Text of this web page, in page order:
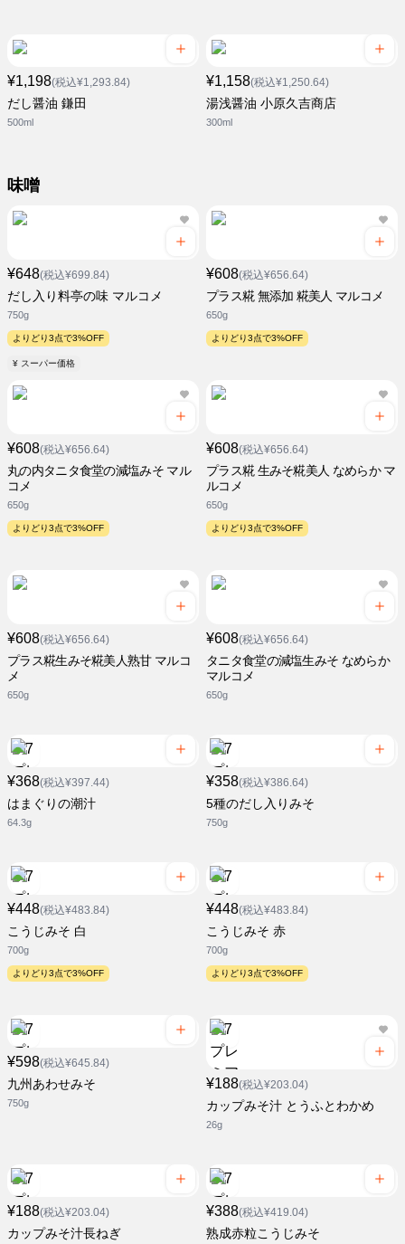
¥1,198(税込¥1,293.84)
だし醤油 鎌田
500ml
¥1,158(税込¥1,250.64)
湯浅醤油 小原久吉商店
300ml
味噌
¥648(税込¥699.84)
だし入り料亭の味 マルコメ
750g
よりどり3点で3%OFF
¥ スーパー価格
¥608(税込¥656.64)
プラス糀 無添加 糀美人 マルコメ
650g
よりどり3点で3%OFF
¥608(税込¥656.64)
丸の内タニタ食堂の減塩みそ マル
コメ
650g
よりどり3点で3%OFF
¥608(税込¥656.64)
プラス糀 生みそ糀美人 なめらか マ
ルコメ
650g
よりどり3点で3%OFF
¥608(税込¥656.64)
プラス糀生みそ糀美人熟甘 マルコ
メ
650g
¥608(税込¥656.64)
タニタ食堂の減塩生みそ なめらか
マルコメ
650g
¥368(税込¥397.44)
はまぐりの潮汁
64.3g
¥358(税込¥386.64)
5種のだし入りみそ
750g
¥448(税込¥483.84)
こうじみそ 白
700g
よりどり3点で3%OFF
¥448(税込¥483.84)
こうじみそ 赤
700g
よりどり3点で3%OFF
¥598(税込¥645.84)
九州あわせみそ
750g
¥188(税込¥203.04)
カップみそ汁 とうふとわかめ
26g
¥188(税込¥203.04)
カップみそ汁長ねぎ
¥388(税込¥419.04)
熟成赤粒こうじみそ